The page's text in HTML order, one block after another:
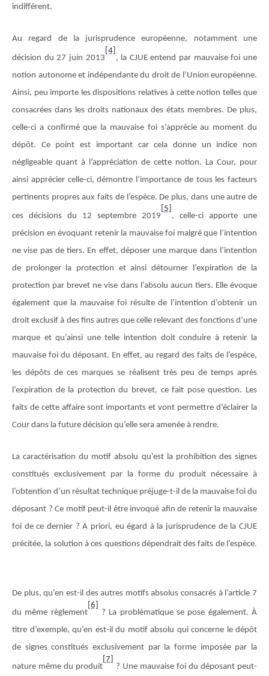
indifférent.
Au regard de la jurisprudence européenne, notamment une
décision du 27 juin 2013
[4]
, la CJUE entend par mauvaise foi une
notion autonome et indépendante du droit de l’Union européenne.
Ainsi, peu importe les dispositions relatives à cette notion telles que
consacrées dans les droits nationaux des états membres. De plus,
celle-ci a confirmé que la mauvaise foi s’apprécie au moment du
dépôt. Ce point est important car cela donne un indice non
négligeable quant à l’appréciation de cette notion. La Cour, pour
ainsi apprécier celle-ci, démontre l’importance de tous les facteurs
pertinents propres aux faits de l’espèce. De plus, dans une autre de
ces décisions du 12 septembre 2019
[5]
, celle-ci apporte une
précision en évoquant retenir la mauvaise foi malgré que l’intention
ne vise pas de tiers. En effet, déposer une marque dans l’intention
de prolonger la protection et ainsi détourner l’expiration de la
protection par brevet ne vise dans l’absolu aucun tiers. Elle évoque
également que la mauvaise foi résulte de l’intention d’obtenir un
droit exclusif à des fins autres que celle relevant des fonctions d’une
marque et qu’ainsi une telle intention doit conduire à retenir la
mauvaise foi du déposant. En effet, au regard des faits de l’espèce,
les dépôts de ces marques se réalisent très peu de temps après
l’expiration de la protection du brevet, ce fait pose question. Les
faits de cette affaire sont importants et vont permettre d’éclairer la
Cour dans la future décision qu’elle sera amenée à rendre.
La caractérisation du motif absolu qu’est la prohibition des signes
constitués exclusivement par la forme du produit nécessaire à
l’obtention d’un résultat technique préjuge-t-il de la mauvaise foi du
déposant ? Ce motif peut-il être invoqué afin de retenir la mauvaise
foi de ce dernier ? A priori, eu égard à la jurisprudence de la CJUE
précitée, la solution à ces questions dépendrait des faits de l’espèce.
De plus, qu’en est-il des autres motifs absolus consacrés à l’article 7
du même règlement
[6]
? La problématique se pose également. À
titre d’exemple, qu’en est-il du motif absolu qui concerne le dépôt
de signes constitués exclusivement par la forme imposée par la
nature même du produit
[7]
? Une mauvaise foi du déposant peut-